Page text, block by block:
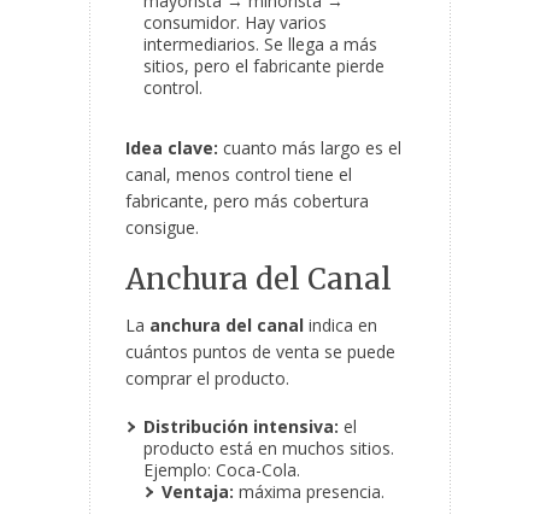
consumidor. Hay varios
intermediarios. Se llega a más
sitios, pero el fabricante pierde
control.
Idea clave: cuanto más largo es el
canal, menos control tiene el
fabricante, pero más cobertura
consigue.
Anchura del Canal
La anchura del canal indica en
cuántos puntos de venta se puede
comprar el producto.
Distribución intensiva: el
producto está en muchos sitios.
Ejemplo: Coca-Cola.
Ventaja: máxima presencia.